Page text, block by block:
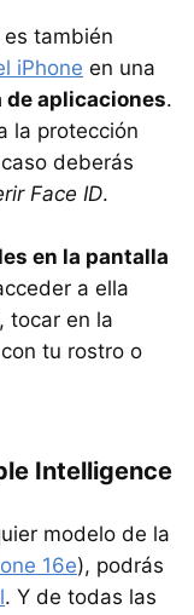
también
iPhone en una
aplicaciones.
la protección
deberás
Face ID.
en la pantalla
a ella
tocar en la
tu rostro o
Intelligence
modelo de la
16e), podrás
. Y de todas las